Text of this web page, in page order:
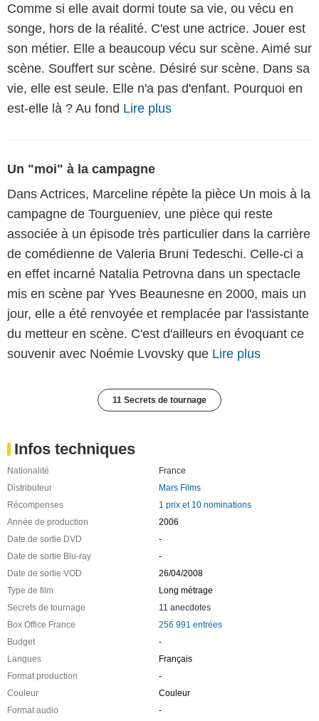
Comme si elle avait dormi toute sa vie, ou vécu en
songe, hors de la réalité. C'est une actrice. Jouer est
son métier. Elle a beaucoup vécu sur scène. Aimé sur
scène. Souffert sur scène. Désiré sur scène. Dans sa
vie, elle est seule. Elle n'a pas d'enfant. Pourquoi en
est-elle là ? Au fond Lire plus
Un "moi" à la campagne
Dans Actrices, Marceline répète la pièce Un mois à la
campagne de Tourgueniev, une pièce qui reste
associée à un épisode très particulier dans la carrière
de comédienne de Valeria Bruni Tedeschi. Celle-ci a
en effet incarné Natalia Petrovna dans un spectacle
mis en scène par Yves Beaunesne en 2000, mais un
jour, elle a été renvoyée et remplacée par l'assistante
du metteur en scène. C'est d'ailleurs en évoquant ce
souvenir avec Noémie Lvovsky que Lire plus
11 Secrets de tournage
Infos techniques
Nationalité
France
Distributeur
Mars Films
Récompenses
1 prix et 10 nominations
Année de production
2006
Date de sortie DVD
-
Date de sortie Blu-ray
-
Date de sortie VOD
26/04/2008
Type de film
Long métrage
Secrets de tournage
11 anecdotes
Box Office France
256 991 entrées
Budget
-
Langues
Français
Format production
-
Couleur
Couleur
Format audio
-